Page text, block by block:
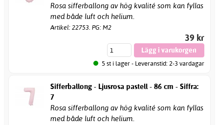
Rosa sifferballong av hög kvalité som kan fyllas
med både luft och helium.
Artikel: 22753. PG: M2
39 kr
5 st i lager - Leveranstid: 2-3 vardagar
Sifferballong - Ljusrosa pastell - 86 cm - Siffra:
7
Rosa sifferballong av hög kvalité som kan fyllas
med både luft och helium.